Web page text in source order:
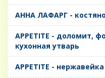
AHHA ЛАФАРГ -
APPETITE - доломит,
кухонная утварь
APPETITE -